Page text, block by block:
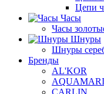
Цепи
Часы
Часы
Шнуры
Шнуры
Бренды
AL'KOR
CARLIN